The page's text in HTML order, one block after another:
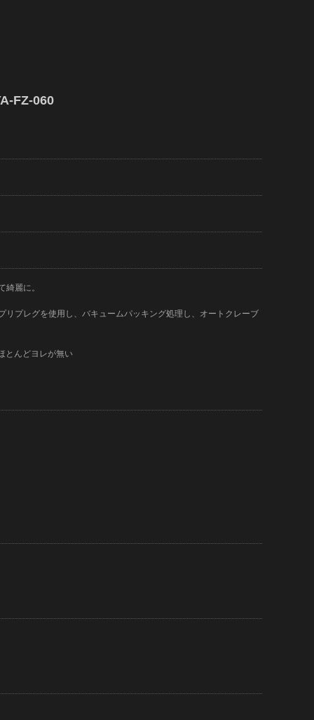
FZ-060
綺麗に。
リプレグを使用し、バキュームパッキング処理し、オートクレーブ
とんどヨレが無い